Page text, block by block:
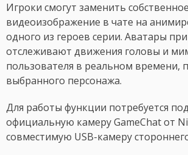
Игроки смогут заменить собственное
видеоизображение в чате на
одного из героев серии. Аватары
отслеживают движения головы и
пользователя в реальном времени,
выбранного персонажа.
Для работы функции потребуется
официальную камеру GameChat от
совместимую USB-камеру